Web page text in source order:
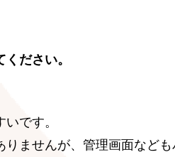
ださい。
です。
ませんが、管理画面など